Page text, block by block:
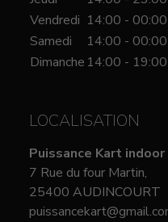
Vendredi 14:00 - 00:00
Samedi
14:00 - 00:00
Dimanche 14:00 - 19:00
LOCALISATION
Puissance Kart indoor
7 Rue du four Martin,
25400 AUDINCOURT